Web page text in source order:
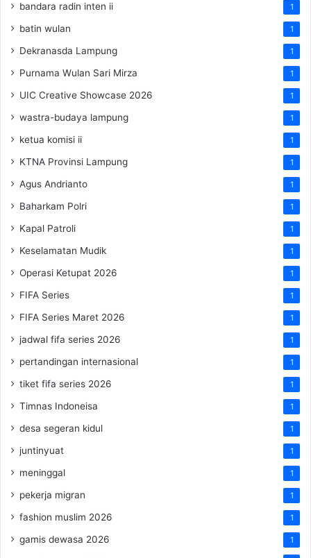
bandara radin inten ii 1
batin wulan 1
Dekranasda Lampung 1
Purnama Wulan Sari Mirza 1
UIC Creative Showcase 2026 1
wastra-budaya lampung 1
ketua komisi ii 1
KTNA Provinsi Lampung 1
Agus Andrianto 1
Baharkam Polri 1
Kapal Patroli 1
Keselamatan Mudik 1
Operasi Ketupat 2026 1
FIFA Series 1
FIFA Series Maret 2026 1
jadwal fifa series 2026 1
pertandingan internasional 1
tiket fifa series 2026 1
Timnas Indoneisa 1
desa segeran kidul 1
juntinyuat 1
meninggal 1
pekerja migran 1
fashion muslim 2026 1
gamis dewasa 2026 1